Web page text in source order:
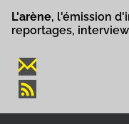
L'arène, l'émission
reportages,